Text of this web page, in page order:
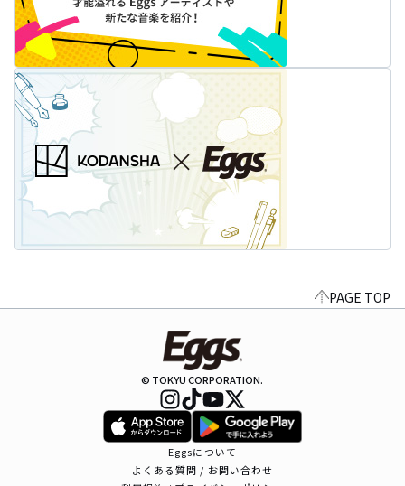
PAGE TOP
© TOKYU CORPORATION.
Eggsについて
よくある質問 / お問い合わせ